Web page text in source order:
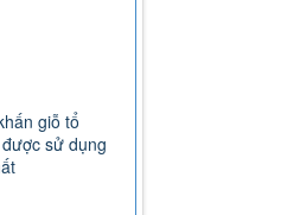
giỗ tổ
sử dụng